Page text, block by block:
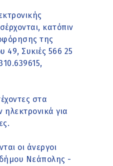
κατόπιν
της
49, Συκιές 566 25
στα
για
οι άνεργοι
Νεάπολης -